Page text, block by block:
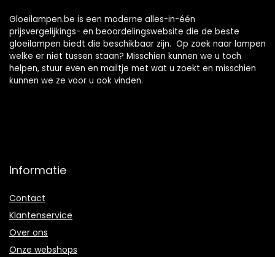
Gloeilampen.be is een moderne alles-in-één
prijsvergelijkings- en beoordelingswebsite die de beste
gloeilampen biedt die beschikbaar zijn. Op zoek naar lampen
welke er niet tussen staan? Misschien kunnen we u toch
helpen, stuur even en mailtje met wat u zoekt en misschien
kunnen we ze voor u ook vinden.
Informatie
Contact
Klantenservice
Over ons
Onze webshops